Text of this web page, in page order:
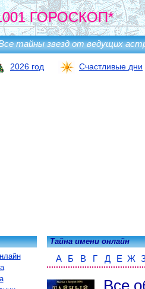
ГОРОСКОП*
тайны звезд от ведущих
2026 год Счастливые дни
Тайна имени онлайн
А Б В Г Д Е Ж
Все